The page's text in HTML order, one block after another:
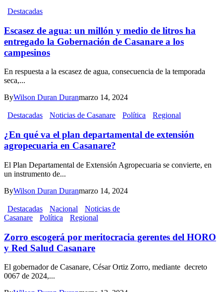
Destacadas
Escasez de agua: un millón y medio de litros ha
entregado la Gobernación de Casanare a los
campesinos
En respuesta a la escasez de agua, consecuencia de la temporada
seca,...
ByWilson Duran Duranmarzo 14, 2024
Destacadas Noticias de Casanare Política Regional
¿En qué va el plan departamental de extensión
agropecuaria en Casanare?
El Plan Departamental de Extensión Agropecuaria se convierte, en
un instrumento de...
ByWilson Duran Duranmarzo 14, 2024
Destacadas Nacional
Noticias de
Casanare
Política Regional
Zorro escogerá por meritocracia gerentes del HORO
y Red Salud Casanare
El gobernador de Casanare, César Ortiz Zorro, mediante decreto
0067 de 2024,...